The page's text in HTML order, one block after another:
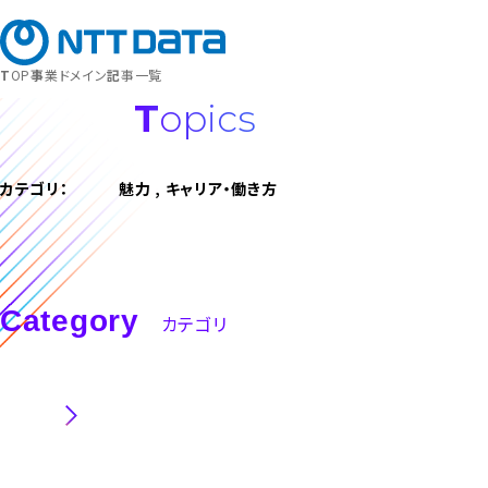
TOP 事業ドメイン 記事一覧
Topics
カテゴリ： 魅力 , キャリア・働き方
Category カテゴリ